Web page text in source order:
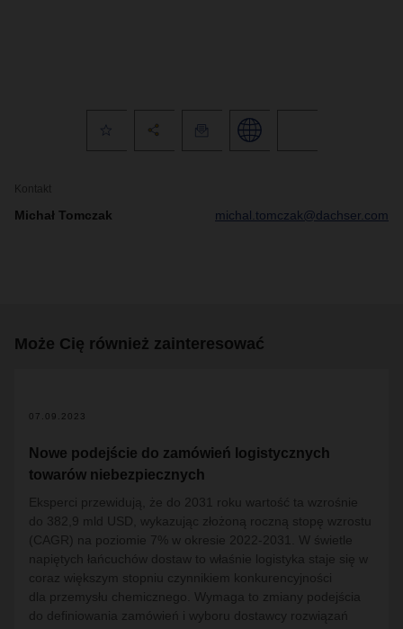
Kontakt
Michał Tomczak michal.tomczak@dachser.com
Może Cię również zainteresować
07.09.2023
Nowe podejście do zamówień logistycznych
towarów niebezpiecznych
Eksperci przewidują, że do 2031 roku wartość ta wzrośnie
do 382,9 mld USD, wykazując złożoną roczną stopę wzrostu
(CAGR) na poziomie 7% w okresie 2022-2031. W świetle
napiętych łańcuchów dostaw to właśnie logistyka staje się w
coraz większym stopniu czynnikiem konkurencyjności
dla przemysłu chemicznego. Wymaga to zmiany podejścia
do definiowania zamówień i wyboru dostawcy rozwiązań